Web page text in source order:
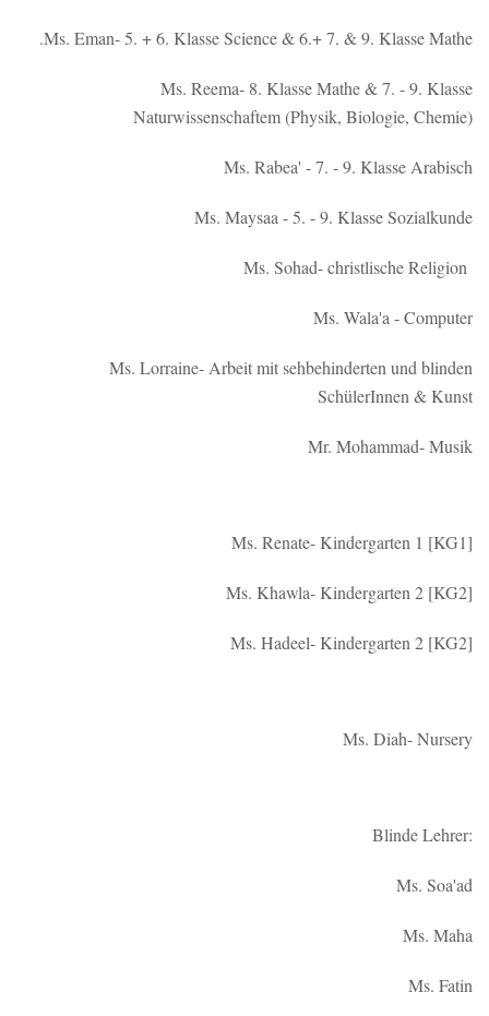
Ms. Eman- 5. + 6. Klasse Science & 6.+ 7. & 9. Klasse Mathe.
Ms. Reema- 8. Klasse Mathe & 7. - 9. Klasse
Naturwissenschaftem (Physik, Biologie, Chemie)
Ms. Rabea' - 7. - 9. Klasse Arabisch
Ms. Maysaa - 5. - 9. Klasse Sozialkunde
Ms. Sohad- christlische Religion
Ms. Wala'a - Computer
Ms. Lorraine- Arbeit mit sehbehinderten und blinden
SchülerInnen & Kunst
Mr. Mohammad- Musik
Ms. Renate- Kindergarten 1 [KG1]
Ms. Khawla- Kindergarten 2 [KG2]
Ms. Hadeel- Kindergarten 2 [KG2]
Ms. Diah- Nursery
Blinde Lehrer:
Ms. Soa'ad
Ms. Maha
Ms. Fatin